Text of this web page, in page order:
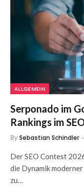
ALLGEMEIN
Serponado im
Rankings im
BySebastian Schindler
Der SEO Contest
die Dynamik
zu…